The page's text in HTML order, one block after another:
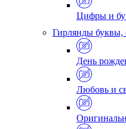
Цифры и
Гирлянды
День
Любовь и